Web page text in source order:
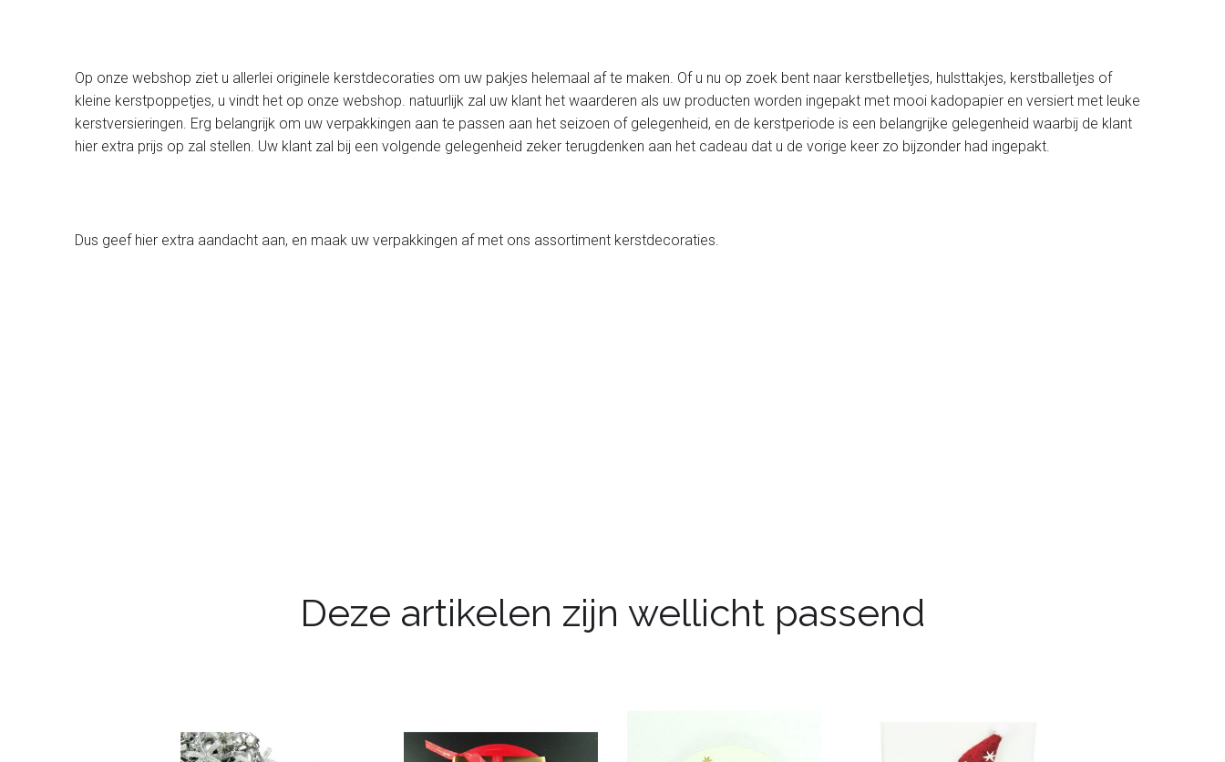
Op onze webshop ziet u allerlei originele kerstdecoraties om uw pakjes helemaal af te maken. Of u nu op zoek bent naar kerstbelletjes, hulsttakjes, kerstballetjes of
kleine kerstpoppetjes, u vindt het op onze webshop. natuurlijk zal uw klant het waarderen als uw producten worden ingepakt met mooi kadopapier en versiert met leuke
kerstversieringen. Erg belangrijk om uw verpakkingen aan te passen aan het seizoen of gelegenheid, en de kerstperiode is een belangrijke gelegenheid waarbij de klant
hier extra prijs op zal stellen. Uw klant zal bij een volgende gelegenheid zeker terugdenken aan het cadeau dat u de vorige keer zo bijzonder had ingepakt.
Dus geef hier extra aandacht aan, en maak uw verpakkingen af met ons assortiment kerstdecoraties.
Deze artikelen zijn wellicht passend